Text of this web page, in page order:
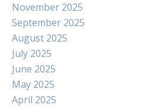
November 2025
September 2025
August 2025
July 2025
June 2025
May 2025
April 2025